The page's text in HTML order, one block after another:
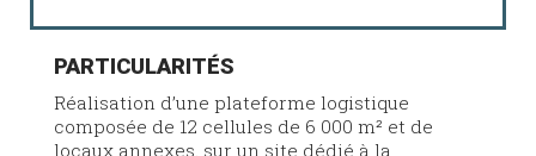
PARTICULARITÉS
Réalisation d’une plateforme logistique
composée de 12 cellules de 6 000 m² et de
locaux annexes, sur un site dédié à la